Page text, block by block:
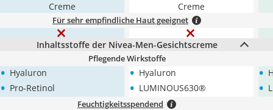
Creme Creme
Für sehr empfindliche Haut geeignet
Inhaltsstoffe der Nivea-Men-Gesichtscreme
Pflegende Wirkstoffe
• Hyaluron
• Pro-Retinol
• Hyaluron
• LUMINOUS630®
•
•
Feuchtigkeitsspendend